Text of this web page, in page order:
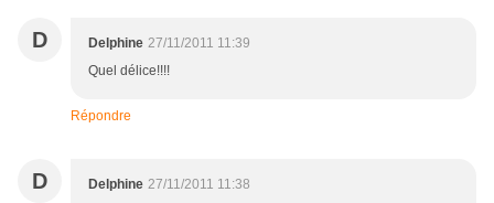
D Delphine 27/11/2011 11:39
Quel délice!!!!
Répondre
D Delphine 27/11/2011 11:38